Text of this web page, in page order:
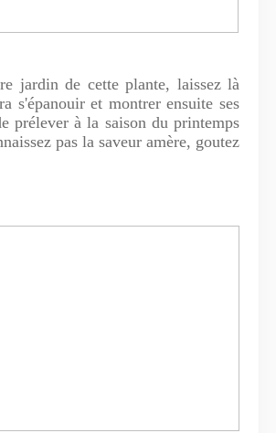
de cette plante, laissez là
s'épanouir et montrer ensuite ses
prélever à la saison du printemps
pas la saveur amère, goutez